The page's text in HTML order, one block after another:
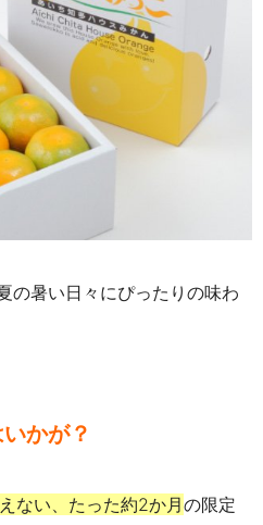
の暑い日々にぴったりの味わ
かが？
ない、たった約2か月の限定